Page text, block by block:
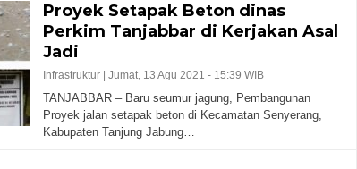
Proyek Setapak Beton dinas
Perkim Tanjabbar di Kerjakan Asal
Jadi
Infrastruktur | Jumat, 13 Agu 2021 - 15:39 WIB
TANJABBAR – Baru seumur jagung, Pembangunan
Proyek jalan setapak beton di Kecamatan Senyerang,
Kabupaten Tanjung Jabung…